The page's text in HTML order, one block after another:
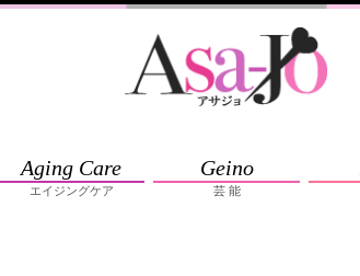
Aging Care
エイジングケア
Geino
芸 能